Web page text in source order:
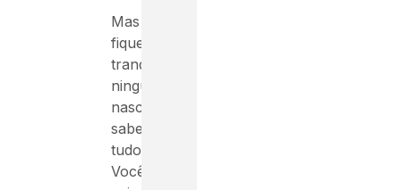
Mas
fique
tranquilo,
ninguém
nasce
sabendo
tudo.
Você